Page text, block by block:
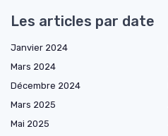
Les articles par date
Janvier 2024
Mars 2024
Décembre 2024
Mars 2025
Mai 2025